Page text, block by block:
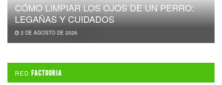
CÓMO LIMPIAR LOS OJOS DE UN PERRO:
LEGAÑAS Y CUIDADOS
2 DE AGOSTO DE 2026
RED FACTOORIA